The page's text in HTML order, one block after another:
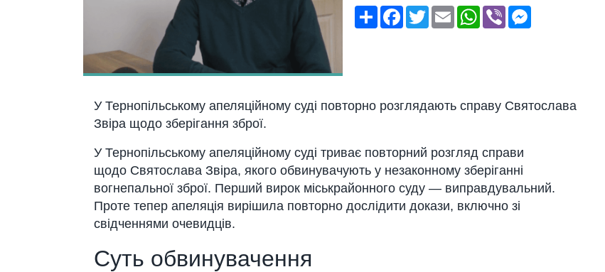
ПоширитиFacebook
TwitterEmail WhatsApp
Viber
У Тернопільському апеляційному суді повторно розглядають справу Святослава
Звіра щодо зберігання зброї.
У Тернопільському апеляційному суді триває повторний розгляд справи
щодо Святослава Звіра, якого обвинувачують у незаконному зберіганні
вогнепальної зброї. Перший вирок міськрайонного суду — виправдувальний.
Проте тепер апеляція вирішила повторно дослідити докази, включно зі
свідченнями очевидців.
Суть обвинувачення